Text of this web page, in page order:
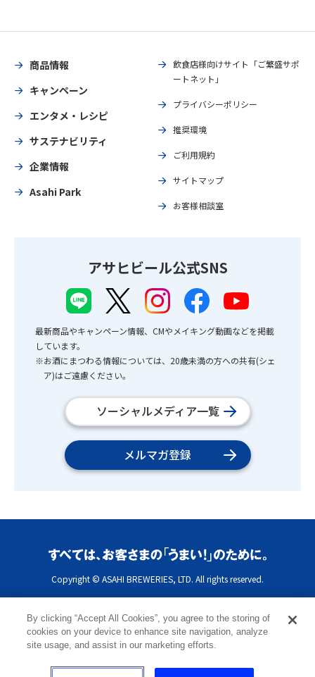
商品情報
キャンペーン
エンタメ・レシピ
サステナビリティ
企業情報
Asahi Park
飲食店様向けサイト「ご繁盛サポ
ートネット」
プライバシーポリシー
推奨環境
ご利用規約
サイトマップ
お客様相談室
アサヒビール公式SNS
最新商品やキャンペーン情報、CMやメイキング動画などを掲載
しています。
※お酒にまつわる情報については、20歳未満の方への共有(シェ
ア)はご遠慮ください。
ソーシャルメディア一覧
メルマガ登録
Copyright © ASAHI BREWERIES, LTD. All rights reserved.
By clicking “Accept All Cookies”, you agree to the storing of
cookies on your device to enhance site navigation, analyze
site usage, and assist in our marketing efforts.